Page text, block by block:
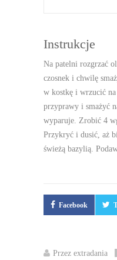
Instrukcje
Na patelni rozgrzać
czosnek i chwilę
w kostkę i wrzucić
przyprawy i smażyć
wyparuje. Zrobić 4
Przykryć i dusić, aż
świeżą bazylią.
Facebook
Przez extradania